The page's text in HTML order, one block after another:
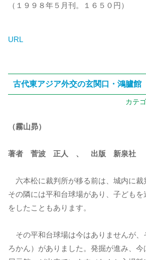
（１９９８年５月刊。１６５０円）
URL
古代東アジア外交の玄関口・鴻臚館
カテ
（霧山昴）
著者 菅波 正人 、 出版 新泉社
六本松に裁判所が移る前は、城内に裁
その隣には平和台球場があり、子ども
をしたこともあります。
その平和台球場は今はありませんが、
ろかん）がありました。発掘が進み、